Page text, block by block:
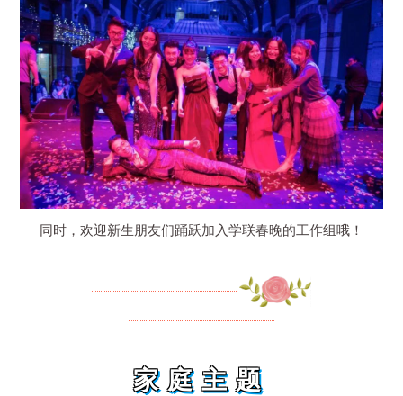
同时，欢迎新生朋友们踊跃加入学联春晚的工作组哦！
家庭主题